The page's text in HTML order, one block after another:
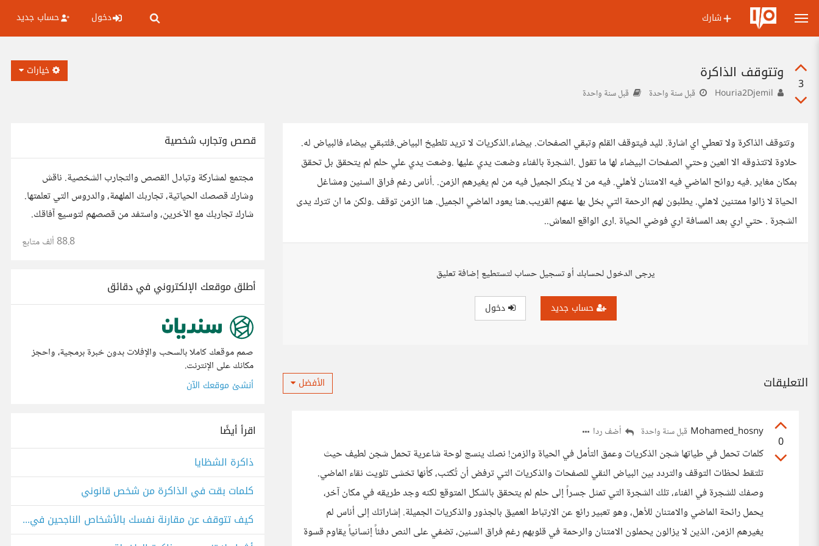
شارك دخول حساب جديد
3
وتتوقف الذاكرة
قبل سنة واحدة قبل سنة واحدة
خيارات
وتتوقف الذاكرة ولا تعطي اي اشارة. لليد فيتوقف القلم وتبقي الصفحات. بيضاء.الذكريات لا تريد تلطيخ البياض.فلتبقي بيضاء فالبياض له.
حلاوة لاتتذوقه الا العين وحتي الصفحات البيضاء لها ما تقول .الشجرة بالفناء وضعت يدي عليها .وضعت يدي علي حلم لم يتحقق بل تحقق
بمكان مغاير .فيه روائح الماضي فيه الامتنان لأهلي. فيه من لا ينكر الجميل فيه من لم يغيرهم الزمن. .أناس رغم فراق السنين ومشاغل
الحياة لا زالوا ممتنين لاهلي. يطلبون لهم الرحمة التي بخل بها عنهم القريب.هنا يعود الماضي الجميل. هنا الزمن توقف .ولكن ما ان تترك يدى
الشجرة . حتي اري بعد المسافة اري فوضي الحياة .ارى الواقع المعاش..
يرجى الدخول لحسابك أو تسجيل حساب لتستطيع إضافة تعليق
حساب جديد دخول
التعليقات الأفضل
0
Mohamed_hosny قبل سنة واحدة أضف ردا
كلمات تحمل في طياتها شجن الذكريات وعمق التأمل في الحياة والزمن! نصك ينسج لوحة شاعرية تحمل شجن لطيف حيث
تلتقط لحظات التوقف والتردد بين البياض النقي للصفحات والذكريات التي ترفض أن تُكتب، كأنها تخشى تلويث نقاء الماضي.
وصفك للشجرة في الفناء، تلك الشجرة التي تمثل جسراً إلى حلم لم يتحقق بالشكل المتوقع لكنه وجد طريقه في مكان آخر،
يحمل رائحة الماضي والامتنان للأهل، وهو تعبير رائع عن الارتباط العميق بالجذور والذكريات الجميلة. إشاراتك إلى أناس لم
يغيرهم الزمن، الذين لا يزالون يحملون الامتنان والرحمة في قلوبهم رغم فراق السنين، تضفي على النص دفئاً إنسانياً يقاوم قسوة
قصص وتجارب شخصية
مجتمع لمشاركة وتبادل القصص والتجارب الشخصية. ناقش
وشارك قصصك الحياتية، تجاربك الملهمة، والدروس التي تعلمتها.
شارك تجاربك مع الآخرين، واستفد من قصصهم لتوسيع آفاقك.
88.8 ألف متابع
أطلق موقعك الإلكتروني في دقائق
صمم موقعك كاملا بالسحب والإفلات بدون خبرة برمجية، واحجز
مكانك على الإنترنت.
أنشئ موقعك الآن
اقرأ أيضًا
ذاكرة الشظايا
كلمات بقت في الذاكرة من شخص قانوني
كيف تتوقف عن مقارنة نفسك بالأشخاص الناجحين في مجالك؟